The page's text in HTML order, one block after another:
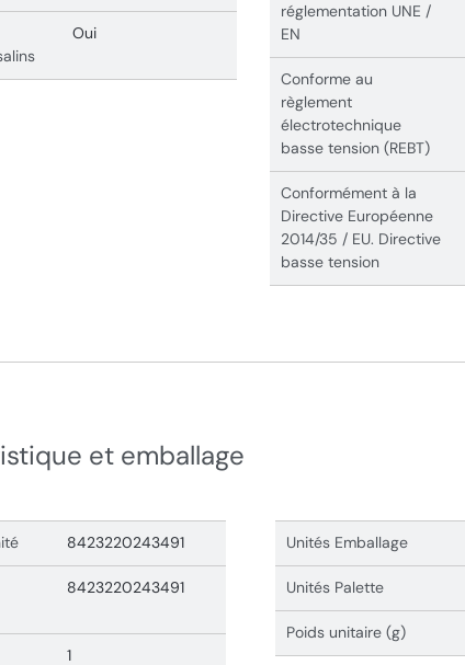
Oui
réglementation UNE /
EN
Conforme au
règlement
électrotechnique
basse tension (REBT)
Conformément à la
Directive Européenne
2014/35 / EU. Directive
basse tension
et emballage
8423220243491
8423220243491
1
Unités Emballage
Unités Palette
Poids unitaire (g)